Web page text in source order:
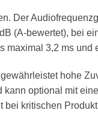
Der
(A-bewertet), bei
maximal 3,2 ms
hohe
optional mit
bei kritischen